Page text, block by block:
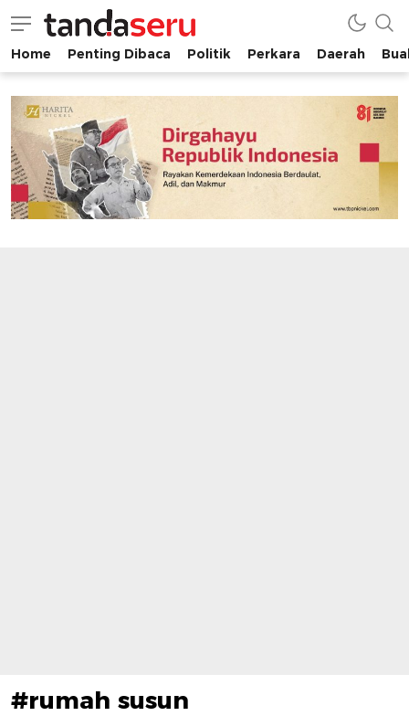
tandaseru.com | Penting Dibaca
tandaseru.com
Home Penting Dibaca Politik Perkara Daerah
#rumah susun